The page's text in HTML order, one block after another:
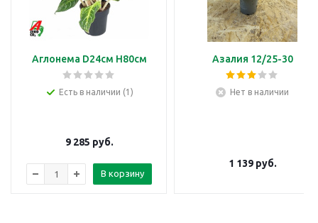
Аглонема D24см H80см
Есть в наличии (1)
9 285 руб.
В корзину
Азалия 12/25-30
Нет в наличии
1 139руб.